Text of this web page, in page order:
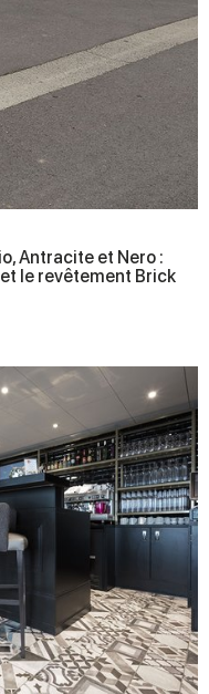
Antracite et Nero :
le revêtement Brick